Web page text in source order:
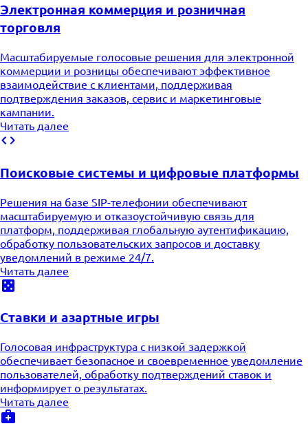
Электронная коммерция и розничная
торговля
Масштабируемые голосовые решения для электронной
коммерции и розницы обеспечивают эффективное
взаимодействие с клиентами, поддерживая
подтверждения заказов, сервис и маркетинговые
кампании.
Читать далее
Поисковые системы и цифровые платформы
Решения на базе SIP-телефонии обеспечивают
масштабируемую и отказоустойчивую связь для
платформ, поддерживая глобальную аутентификацию,
обработку пользовательских запросов и доставку
уведомлений в режиме 24/7.
Читать далее
Ставки и азартные игры
Голосовая инфраструктура с низкой задержкой
обеспечивает безопасное и своевременное уведомление
пользователей, обработку подтверждений ставок и
информирует о результатах.
Читать далее